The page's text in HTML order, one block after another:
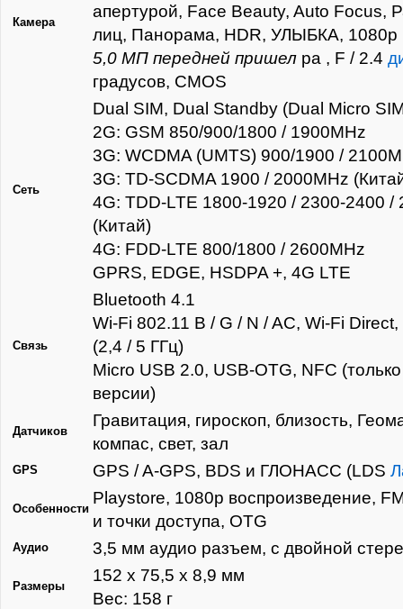
Камера
апертурой, Face Beauty, Auto Focus,
лиц, Панорама, HDR, УЛЫБКА, 1080p
5,0 МП передней пришел ра , F / 2.4
градусов, CMOS
Сеть
Dual SIM, Dual Standby (Dual Micro
2G: GSM 850/900/1800 / 1900MHz
3G: WCDMA (UMTS) 900/1900 /
3G: TD-SCDMA 1900 / 2000MHz
4G: TDD-LTE 1800-1920 / 2300-2400 /
(Китай)
4G: FDD-LTE 800/1800 / 2600MHz
GPRS, EDGE, HSDPA +, 4G LTE
Связь
Bluetooth 4.1
Wi-Fi 802.11 B / G / N / AC, Wi-Fi
(2,4 / 5 ГГц)
Micro USB 2.0, USB-OTG, NFC
версии)
Датчиков
Гравитация, гироскоп, близость,
компас, свет, зал
GPS GPS / A-GPS, BDS и ГЛОНАСС (LDS
Особенности
Playstore, 1080p воспроизведение,
и точки доступа, OTG
Аудио 3,5 мм аудио разъем, с двойной
Размеры
152 х 75,5 х 8,9 мм
Вес: 158 г